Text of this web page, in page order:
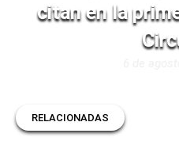
citan en la
RELACIONADAS